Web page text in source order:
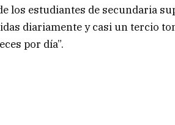
los estudiantes de secundaria
diariamente y casi un tercio
por día”.